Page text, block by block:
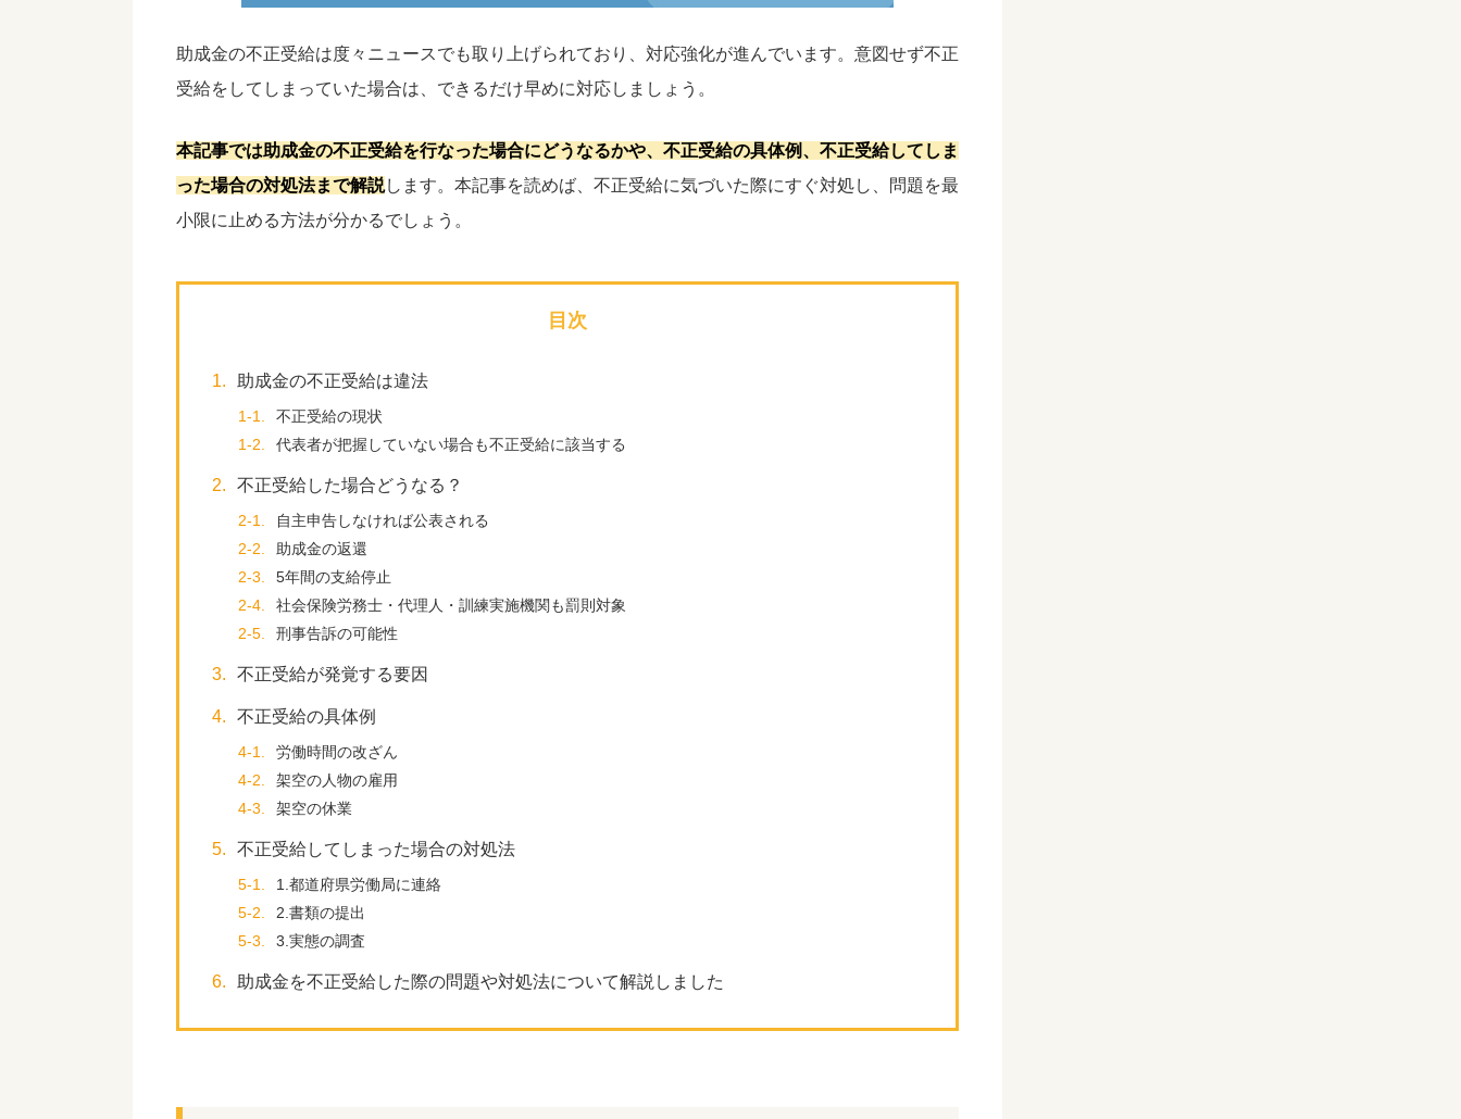
助成金の不正受給は度々ニュースでも取り上げられており、対応強化が進んでいます。意図せず不正
受給をしてしまっていた場合は、できるだけ早めに対応しましょう。
本記事では助成金の不正受給を行なった場合にどうなるかや、不正受給の具体例、不正受給してしま
った場合の対処法まで解説します。本記事を読めば、不正受給に気づいた際にすぐ対処し、問題を最
小限に止める方法が分かるでしょう。
目次
1. 助成金の不正受給は違法
1-1.
不正受給の現状
1-2.
代表者が把握していない場合も不正受給に該当する
2. 不正受給した場合どうなる？
2-1.
自主申告しなければ公表される
2-2.
助成金の返還
2-3.
5年間の支給停止
2-4.
社会保険労務士・代理人・訓練実施機関も罰則対象
2-5.
刑事告訴の可能性
3. 不正受給が発覚する要因
4. 不正受給の具体例
4-1.
労働時間の改ざん
4-2.
架空の人物の雇用
4-3.
架空の休業
5. 不正受給してしまった場合の対処法
5-1.
1.都道府県労働局に連絡
5-2.
2.書類の提出
5-3.
3.実態の調査
6. 助成金を不正受給した際の問題や対処法について解説しました